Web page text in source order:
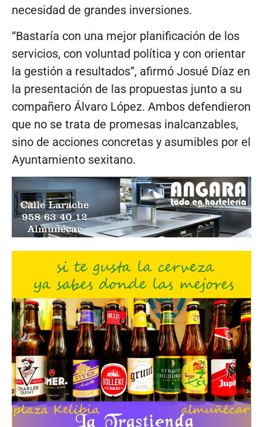
necesidad de grandes inversiones.
“Bastaría con una mejor planificación de los
servicios, con voluntad política y con orientar
la gestión a resultados”, afirmó Josué Díaz en
la presentación de las propuestas junto a su
compañero Álvaro López. Ambos defendieron
que no se trata de promesas inalcanzables,
sino de acciones concretas y asumibles por el
Ayuntamiento sexitano.